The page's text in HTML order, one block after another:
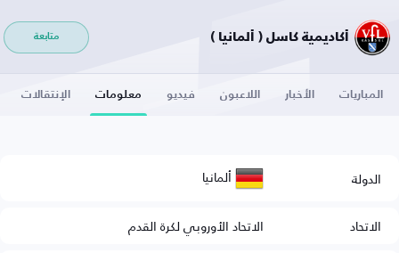
أكاديمية كاسل ( ألمانيا ) متابعة
المباريات الأخبار اللاعبون فيديو معلومات الإنتقالات
الدولة ألمانيا
الاتحاد
الاتحاد الأوروبي لكرة القدم